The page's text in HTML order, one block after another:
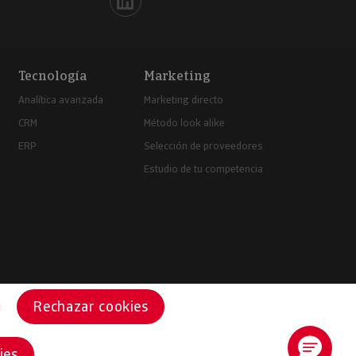
Iberinform en Linkedin
Tecnología
Analítica avanzada
CRM
ERP
Marketing
Marketing directo
Método look alike
Selección de proveedores
Estudio de tu competencia
Rechazar cookies